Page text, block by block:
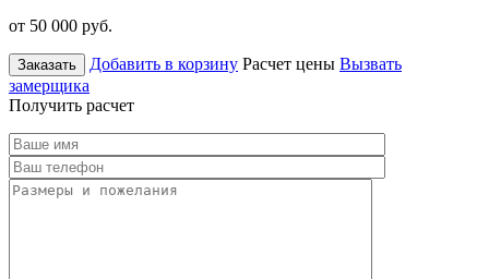
от 50 000 руб.
Заказать Добавить в корзину Расчет цены Вызвать
замерщика
Получить расчет